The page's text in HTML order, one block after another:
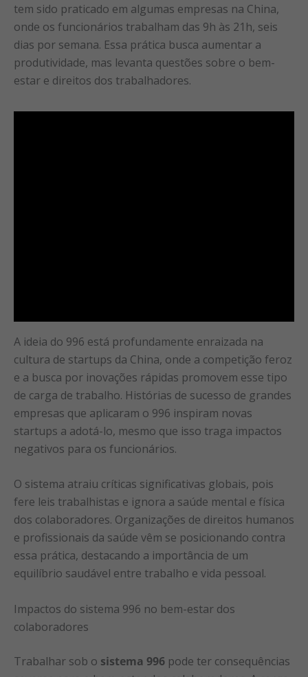
tem sido praticado em algumas empresas na China,
onde os funcionários trabalham das 9h às 21h, seis
dias por semana. Essa prática busca aumentar a
produtividade, mas levanta questões sobre o bem-
estar e direitos dos trabalhadores.
A ideia do 996 está profundamente enraizada na
cultura de startups da China, onde a competição feroz
e a busca por inovações rápidas promovem esse tipo
de carga de trabalho. Histórias de sucesso de grandes
empresas que aplicaram o 996 inspiram novas
startups a adotá-lo, mesmo que isso traga impactos
negativos para os funcionários.
O sistema atraiu críticas significativas globais, pois
fere leis trabalhistas e ignora a saúde mental e física
dos colaboradores. Organizações de direitos humanos
e profissionais da saúde vêm se posicionando contra
essa prática, destacando a importância de um
equilíbrio saudável entre trabalho e vida pessoal.
Impactos do sistema 996 no bem-estar dos
colaboradores
Trabalhar sob o sistema 996 pode ter consequências